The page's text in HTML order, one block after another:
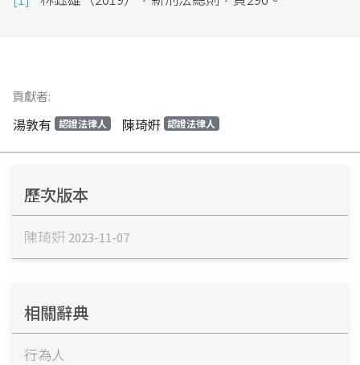
貢獻者:
湯敦有 認證法律人 陳琦姸 認證法律人
歷次版本
陳琦姸 2023-11-07
相關辭典
行為人